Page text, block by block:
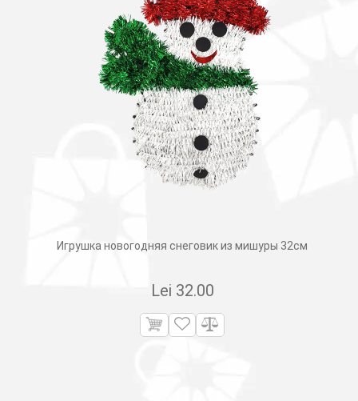
Игрушка новогодняя снеговик из мишуры 32см
Lei 32.00